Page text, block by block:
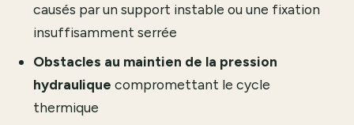
causés par un support instable ou une fixation
insuffisamment serrée
Obstacles au maintien de la pression
hydraulique compromettant le cycle
thermique